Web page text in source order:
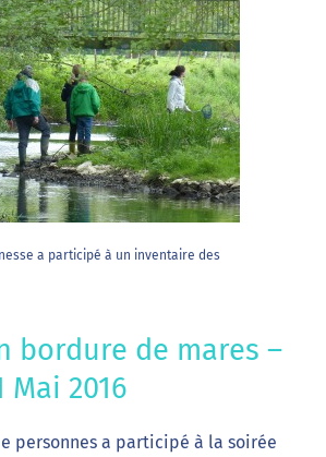
a participé à un inventaire des
bordure de mares –
Mai 2016
personnes a participé à la soirée